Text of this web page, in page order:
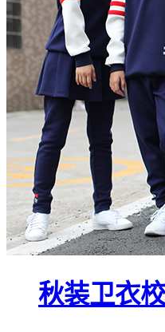
秋装卫衣